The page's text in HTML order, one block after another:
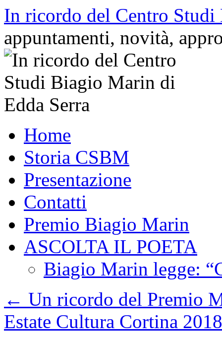
In ricordo del Centro
appuntamenti, novità,
contenutoHome
Storia CSBM
Presentazione
Contatti
Premio Biagio Marin
ASCOLTA IL POETA
Biagio Marin legge:
← Un ricordo del Premio
Estate Cultura Cortina